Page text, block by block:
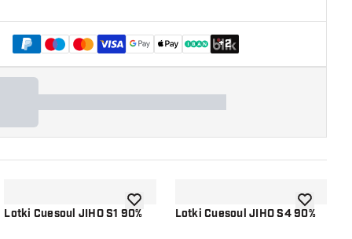
+2
życzeń
Lotki Cuesoul JIHO S1 90%dodaj do listy życzeńLotki Cuesoul JIHO S4 90%dodaj do